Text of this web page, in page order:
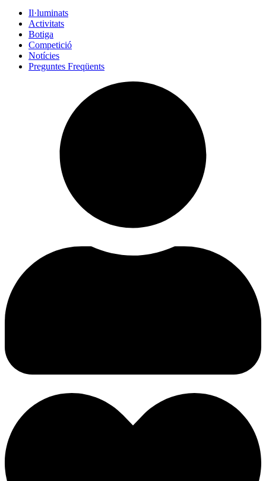
Il·luminats
Activitats
Botiga
Competició
Notícies
Preguntes Freqüents